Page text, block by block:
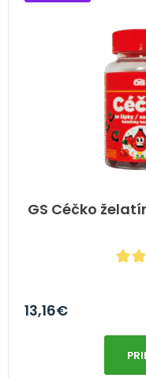
GS Céčko
13,16€